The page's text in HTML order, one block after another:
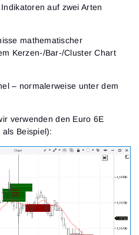
auf zwei Arten
mathematischer
Kerzen-/Bar-/Cluster Chart
– normalerweise unter dem
verwenden den Euro 6E
Beispiel):